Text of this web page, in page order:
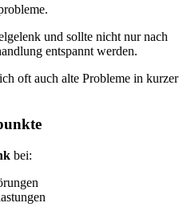
und sollte nicht nur nach
entspannt werden.
oft auch alte Probleme in kurzer
bei: